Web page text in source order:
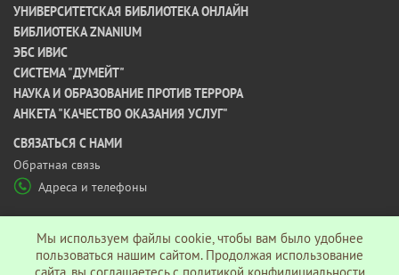
УНИВЕРСИТЕТСКАЯ БИБЛИОТЕКА ОНЛАЙН
БИБЛИОТЕКА ZNANIUM
ЭБС ИВИС
СИСТЕМА "ДУМЕЙТ"
НАУКА И ОБРАЗОВАНИЕ ПРОТИВ ТЕРРОРА
АНКЕТА "КАЧЕСТВО ОКАЗАНИЯ УСЛУГ"
CВЯЗАТЬСЯ С НАМИ
Обратная связь
Адреса и телефоны
Мы используем файлы cookie, чтобы вам было удобнее
пользоваться нашим сайтом. Продолжая использование